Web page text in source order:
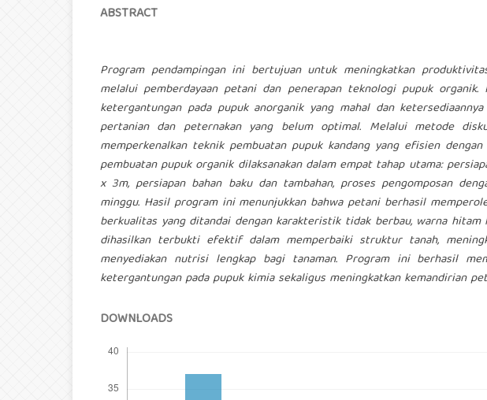
ABSTRACT
Program pendampingan ini bertujuan untuk meningkatkan
melalui pemberdayaan petani dan penerapan teknologi pupuk
ketergantungan pada pupuk anorganik yang mahal dan
pertanian dan peternakan yang belum optimal. Melalui metode
memperkenalkan teknik pembuatan pupuk kandang yang efisien
pembuatan pupuk organik dilaksanakan dalam empat tahap utama:
x 3m, persiapan bahan baku dan tambahan, proses pengomposan
minggu. Hasil program ini menunjukkan bahwa petani berhasil
berkualitas yang ditandai dengan karakteristik tidak berbau, warna
dihasilkan terbukti efektif dalam memperbaiki struktur tanah,
menyediakan nutrisi lengkap bagi tanaman. Program ini berhasil
ketergantungan pada pupuk kimia sekaligus meningkatkan kemandirian
DOWNLOADS